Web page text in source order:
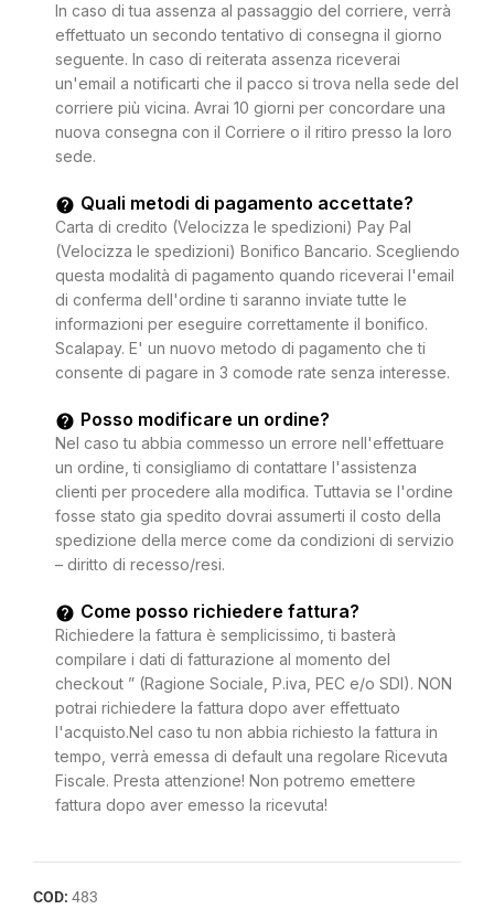
In caso di tua assenza al passaggio del corriere, verrà
effettuato un secondo tentativo di consegna il giorno
seguente. In caso di reiterata assenza riceverai
un'email a notificarti che il pacco si trova nella sede del
corriere più vicina. Avrai 10 giorni per concordare una
nuova consegna con il Corriere o il ritiro presso la loro
sede.
Quali metodi di pagamento accettate?
Carta di credito (Velocizza le spedizioni) Pay Pal
(Velocizza le spedizioni) Bonifico Bancario. Scegliendo
questa modalità di pagamento quando riceverai l'email
di conferma dell'ordine ti saranno inviate tutte le
informazioni per eseguire correttamente il bonifico.
Scalapay. E' un nuovo metodo di pagamento che ti
consente di pagare in 3 comode rate senza interesse.
Posso modificare un ordine?
Nel caso tu abbia commesso un errore nell'effettuare
un ordine, ti consigliamo di contattare l'assistenza
clienti per procedere alla modifica. Tuttavia se l'ordine
fosse stato gia spedito dovrai assumerti il costo della
spedizione della merce come da condizioni di servizio
– diritto di recesso/resi.
Come posso richiedere fattura?
Richiedere la fattura è semplicissimo, ti basterà
compilare i dati di fatturazione al momento del
checkout ” (Ragione Sociale, P.iva, PEC e/o SDI). NON
potrai richiedere la fattura dopo aver effettuato
l'acquisto.Nel caso tu non abbia richiesto la fattura in
tempo, verrà emessa di default una regolare Ricevuta
Fiscale. Presta attenzione! Non potremo emettere
fattura dopo aver emesso la ricevuta!
COD: 483